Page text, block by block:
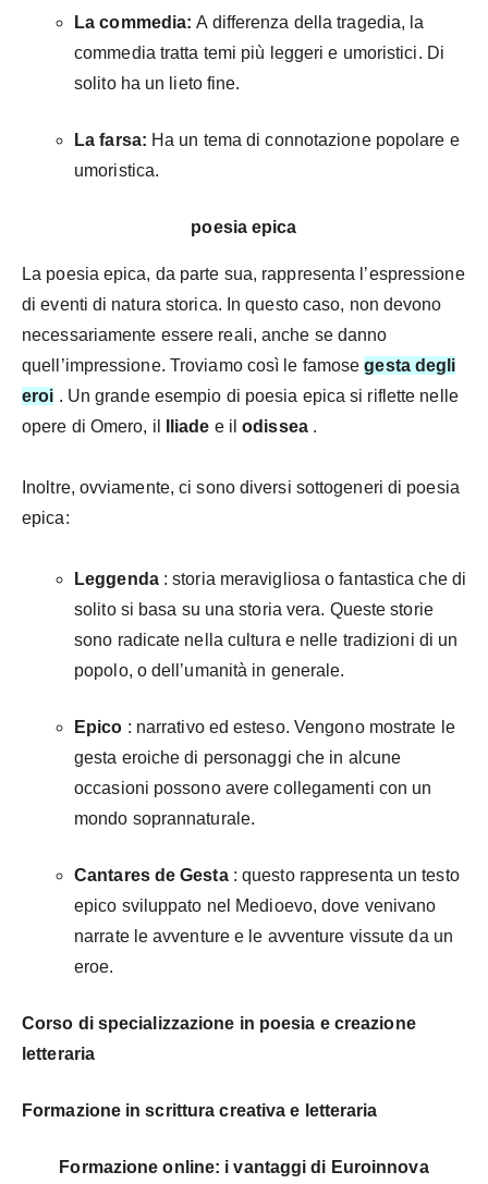
La commedia: A differenza della tragedia, la
commedia tratta temi più leggeri e umoristici. Di
solito ha un lieto fine.
La farsa: Ha un tema di connotazione popolare e
umoristica.
poesia epica
La poesia epica, da parte sua, rappresenta l’espressione
di eventi di natura storica. In questo caso, non devono
necessariamente essere reali, anche se danno
quell’impressione. Troviamo così le famosegesta degli
eroi . Un grande esempio di poesia epica si riflette nelle
opere di Omero, il
Iliade e il odissea.
Inoltre, ovviamente, ci sono diversi sottogeneri di poesia
epica:
Leggenda: storia meravigliosa o fantastica che di
solito si basa su una storia vera. Queste storie
sono radicate nella cultura e nelle tradizioni di un
popolo, o dell’umanità in generale.
Epico : narrativo ed esteso. Vengono mostrate le
gesta eroiche di personaggi che in alcune
occasioni possono avere collegamenti con un
mondo soprannaturale.
Cantares de Gesta: questo rappresenta un testo
epico sviluppato nel Medioevo, dove venivano
narrate le avventure e le avventure vissute da un
eroe.
Corso di specializzazione in poesia e creazione
letteraria
Formazione in scrittura creativa e letteraria
Formazione online: i vantaggi di Euroinnova